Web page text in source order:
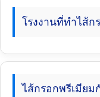
โรงงานที่ทำไส้ก
ไส้กรอกพรีเมียม